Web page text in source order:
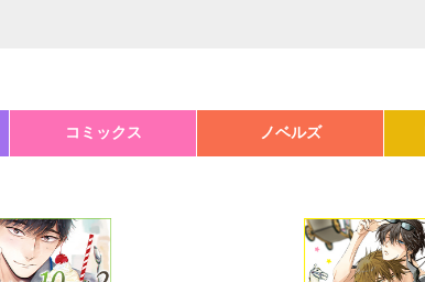
コミックス ノベルズ